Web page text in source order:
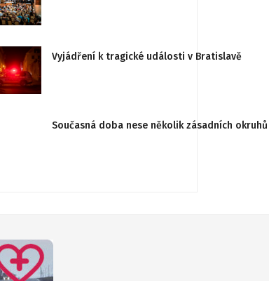
Vyjádření k tragické události v Bratislavě
Současná doba nese několik zásadních